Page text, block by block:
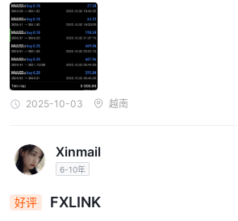
志明市守德市安来东区d9路06号
存在一个
常见问题解答部分
题的答案。
全面的， FXLINK的客户服务被认为是可靠且
提供各种寻求帮助的选项。
综上所述， FXLINK是一家不受监管的外汇经
平台提供各种交易工具，包括外汇、加密货币
何外汇经纪商开设账户之前先进行自己的
2025-10-03 越南
Xinmail
6-10年
好评 FXLINK